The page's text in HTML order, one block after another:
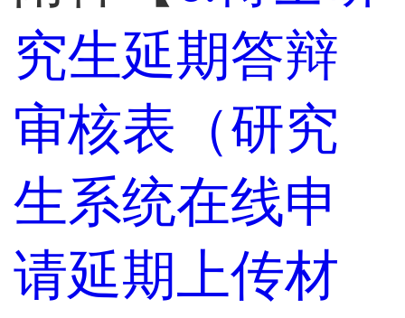
究生延期答辩
审核表（研究
生系统在线申
请延期上传材